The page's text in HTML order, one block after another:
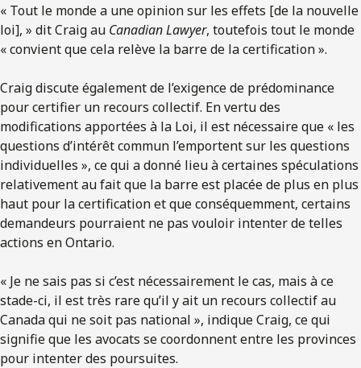
« Tout le monde a une opinion sur les effets [de la nouvelle
loi], » dit Craig au Canadian Lawyer, toutefois tout le monde
« convient que cela relève la barre de la certification ».
Craig discute également de l’exigence de prédominance
pour certifier un recours collectif. En vertu des
modifications apportées à la Loi, il est nécessaire que « les
questions d’intérêt commun l’emportent sur les questions
individuelles », ce qui a donné lieu à certaines spéculations
relativement au fait que la barre est placée de plus en plus
haut pour la certification et que conséquemment, certains
demandeurs pourraient ne pas vouloir intenter de telles
actions en Ontario.
« Je ne sais pas si c’est nécessairement le cas, mais à ce
stade-ci, il est très rare qu’il y ait un recours collectif au
Canada qui ne soit pas national », indique Craig, ce qui
signifie que les avocats se coordonnent entre les provinces
pour intenter des poursuites.